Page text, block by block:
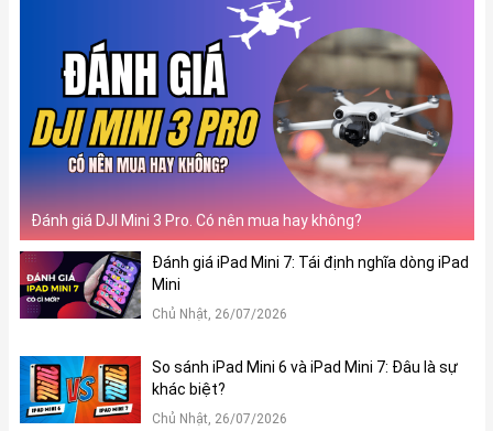
Đánh giá DJI Mini 3 Pro. Có nên mua hay không?
Đánh giá iPad Mini 7: Tái định nghĩa dòng iPad
Mini
Chủ Nhật, 26/07/2026
So sánh iPad Mini 6 và iPad Mini 7: Đâu là sự
khác biệt?
Chủ Nhật, 26/07/2026